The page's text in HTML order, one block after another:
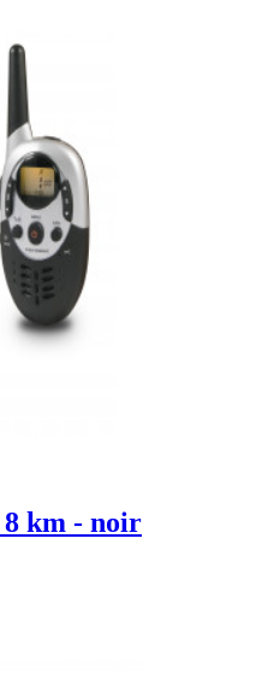
km - noir